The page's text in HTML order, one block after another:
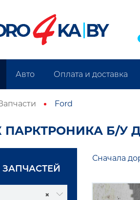
Авто Оплата и доставка
Ford
Б/У
×
Сначала